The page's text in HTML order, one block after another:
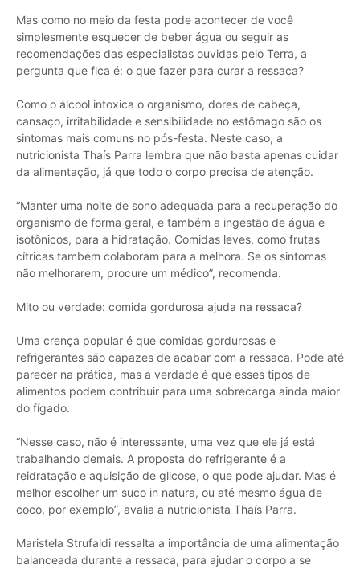
Mas como no meio da festa pode acontecer de você
simplesmente esquecer de beber água ou seguir as
recomendações das especialistas ouvidas pelo Terra, a
pergunta que fica é: o que fazer para curar a ressaca?
Como o álcool intoxica o organismo, dores de cabeça,
cansaço, irritabilidade e sensibilidade no estômago são os
sintomas mais comuns no pós-festa. Neste caso, a
nutricionista Thaís Parra lembra que não basta apenas cuidar
da alimentação, já que todo o corpo precisa de atenção.
“Manter uma noite de sono adequada para a recuperação do
organismo de forma geral, e também a ingestão de água e
isotônicos, para a hidratação. Comidas leves, como frutas
cítricas também colaboram para a melhora. Se os sintomas
não melhorarem, procure um médico”, recomenda.
Mito ou verdade: comida gordurosa ajuda na ressaca?
Uma crença popular é que comidas gordurosas e
refrigerantes são capazes de acabar com a ressaca. Pode até
parecer na prática, mas a verdade é que esses tipos de
alimentos podem contribuir para uma sobrecarga ainda maior
do fígado.
“Nesse caso, não é interessante, uma vez que ele já está
trabalhando demais. A proposta do refrigerante é a
reidratação e aquisição de glicose, o que pode ajudar. Mas é
melhor escolher um suco in natura, ou até mesmo água de
coco, por exemplo”, avalia a nutricionista Thaís Parra.
Maristela Strufaldi ressalta a importância de uma alimentação
balanceada durante a ressaca, para ajudar o corpo a se